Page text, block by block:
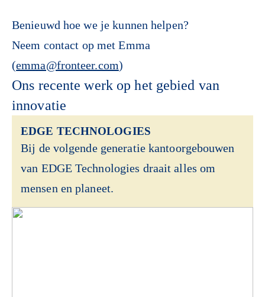
Benieuwd hoe we je kunnen helpen?
Neem contact op met Emma
(emma@fronteer.com)
Ons recente werk op het gebied van
innovatie
EDGE TECHNOLOGIES
Bij de volgende generatie kantoorgebouwen
van EDGE Technologies draait alles om
mensen en planeet.